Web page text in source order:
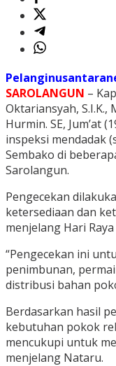
SAROLANGUN –
Oktariansyah, S.I.K.,
Hurmin. SE, Jum’at
inspeksi mendadak
Sembako di
Sarolangun.
Pengecekan
ketersediaan dan
menjelang Hari
“Pengecekan ini
penimbunan,
distribusi bahan
Berdasarkan hasil
kebutuhan pokok
mencukupi untuk
menjelang Nataru.